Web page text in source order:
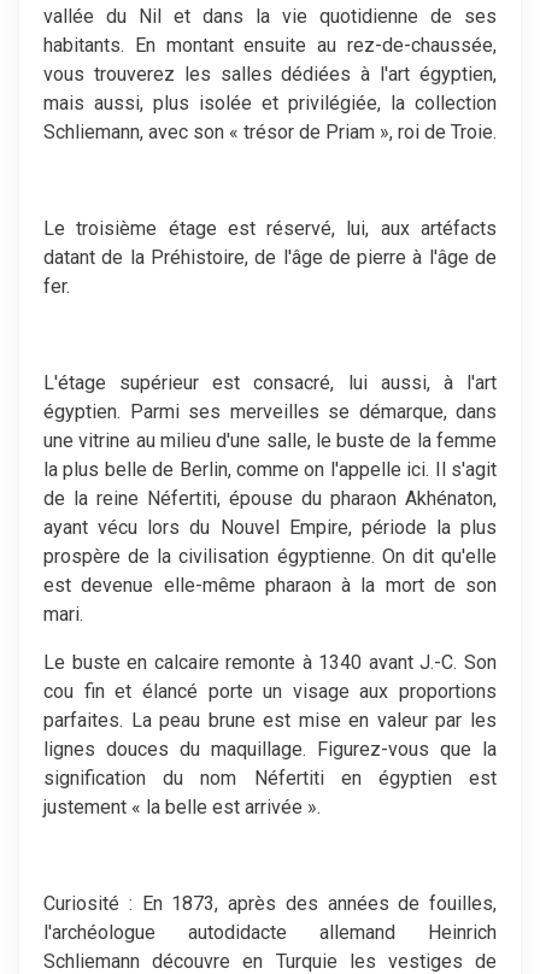
vallée du Nil et dans la vie quotidienne de ses
habitants. En montant ensuite au rez-de-chaussée,
vous trouverez les salles dédiées à l'art égyptien,
mais aussi, plus isolée et privilégiée, la collection
Schliemann, avec son « trésor de Priam », roi de Troie.
Le troisième étage est réservé, lui, aux artéfacts
datant de la Préhistoire, de l'âge de pierre à l'âge de
fer.
L'étage supérieur est consacré, lui aussi, à l'art
égyptien. Parmi ses merveilles se démarque, dans
une vitrine au milieu d'une salle, le buste de la femme
la plus belle de Berlin, comme on l'appelle ici. Il s'agit
de la reine Néfertiti, épouse du pharaon Akhénaton,
ayant vécu lors du Nouvel Empire, période la plus
prospère de la civilisation égyptienne. On dit qu'elle
est devenue elle-même pharaon à la mort de son
mari.
Le buste en calcaire remonte à 1340 avant J.-C. Son
cou fin et élancé porte un visage aux proportions
parfaites. La peau brune est mise en valeur par les
lignes douces du maquillage. Figurez-vous que la
signification du nom Néfertiti en égyptien est
justement « la belle est arrivée ».
Curiosité : En 1873, après des années de fouilles,
l'archéologue autodidacte allemand Heinrich
Schliemann découvre en Turquie les vestiges de